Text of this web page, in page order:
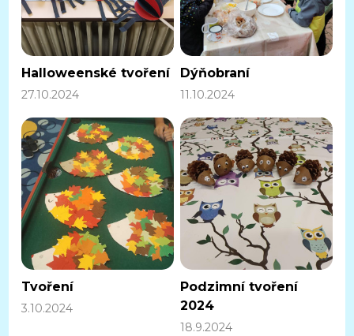
Halloweenské tvoření
27.10.2024
Dýňobraní
11.10.2024
Tvoření
3.10.2024
Podzimní tvoření
2024
18.9.2024